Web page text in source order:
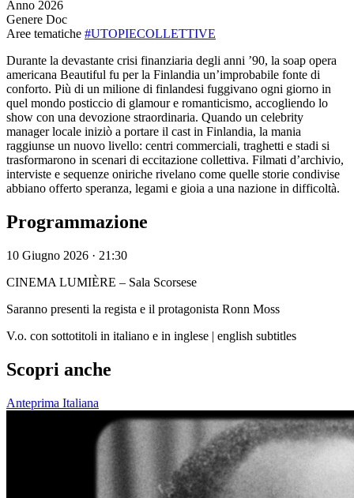
Anno 2026
Genere Doc
Aree tematiche #UTOPIECOLLETTIVE
Durante la devastante crisi finanziaria degli anni ’90, la soap opera
americana Beautiful fu per la Finlandia un’improbabile fonte di
conforto. Più di un milione di finlandesi fuggivano ogni giorno in
quel mondo posticcio di glamour e romanticismo, accogliendo lo
show con una devozione straordinaria. Quando un celebrity
manager locale iniziò a portare il cast in Finlandia, la mania
raggiunse un nuovo livello: centri commerciali, traghetti e stadi si
trasformarono in scenari di eccitazione collettiva. Filmati d’archivio,
interviste e sequenze oniriche rivelano come quelle storie condivise
abbiano offerto speranza, legami e gioia a una nazione in difficoltà.
Programmazione
10 Giugno 2026 · 21:30
CINEMA LUMIÈRE – Sala Scorsese
Saranno presenti la regista e il protagonista Ronn Moss
V.o. con sottotitoli in italiano e in inglese | english subtitles
Scopri anche
Anteprima Italiana